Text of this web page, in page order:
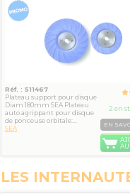
Réf. : 511467
Plateau support pour disque
Diam 180mm SEA Plateau
auto agrippant pour disque
de ponceuse orbitale:...
SEA
2 en
EN
LES